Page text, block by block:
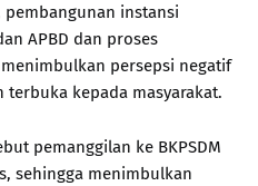
pembangunan instansi
APBD dan proses
persepsi negatif
terbuka kepada masyarakat.
pemanggilan ke BKPSDM
sehingga menimbulkan